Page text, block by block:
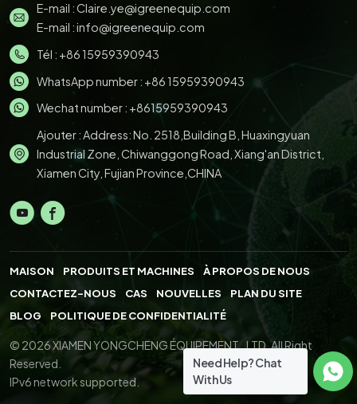
E-mail :Claire.ye@igreenequip.com
E-mail :info@igreenequip.com
Tél : +86 15959390943
WhatsApp number : +86 15959390943
Wechat number : +8615959390943
Ajouter : Address: No. 2518,Building B, Huaxingyuan
Industrial Zone, Chiwanggong Road, Xiang'an District,
Xiamen City, Fujian Province,CHINA
MAISON PRODUITS ET MACHINES
À PROPOS DE NOUS
CONTACTEZ-NOUS
CAS NOUVELLES
PLAN DU SITE
BLOG
POLITIQUE DE CONFIDENTIALITÉ
© 2026 XIAMEN YONGCHENG ÉQUIPEMENT., LTD. All Right
Reserved.
IPv6 network supported.
Need Help? Chat
With Us